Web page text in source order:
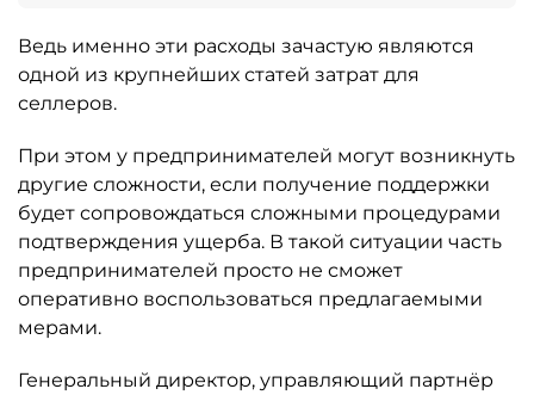
Ведь именно эти расходы зачастую являются
одной из крупнейших статей затрат для
селлеров.
При этом у предпринимателей могут возникнуть
другие сложности, если получение поддержки
будет сопровождаться сложными процедурами
подтверждения ущерба. В такой ситуации часть
предпринимателей просто не сможет
оперативно воспользоваться предлагаемыми
мерами.
Генеральный директор, управляющий партнёр